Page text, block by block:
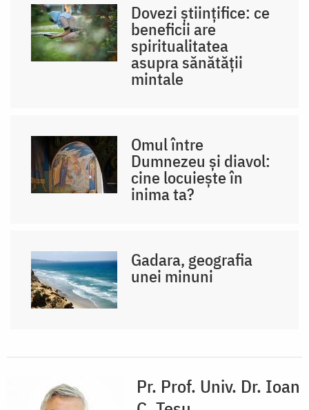
Dovezi științifice: ce
beneficii are
spiritualitatea
asupra sănătății
mintale
Omul între
Dumnezeu și diavol:
cine locuiește în
inima ta?
Gadara, geografia
unei minuni
Pr. Prof. Univ. Dr. Ioan